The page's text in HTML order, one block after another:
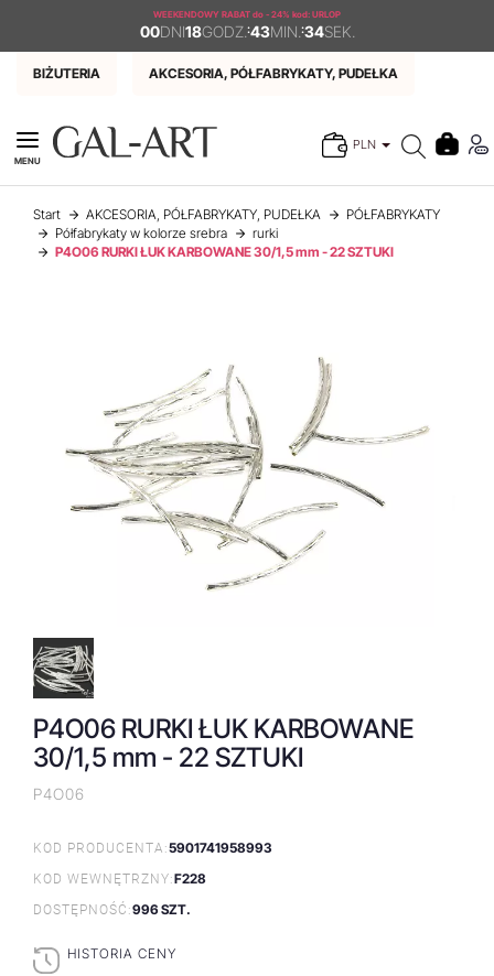
WEEKENDOWY RABAT do - 24% kod: URLOP
00DNI18GODZ. :43MIN. :34SEK.
BIŻUTERIA AKCESORIA, PÓŁFABRYKATY, PUDEŁKA
PLN
MENU
Start AKCESORIA, PÓŁFABRYKATY, PUDEŁKA
PÓŁFABRYKATY
Półfabrykaty w kolorze srebra
rurki
P4O06 RURKI ŁUK KARBOWANE 30/1,5 mm - 22 SZTUKI
P4O06 RURKI ŁUK KARBOWANE
30/1,5 mm - 22 SZTUKI
P4O06
KOD PRODUCENTA:5901741958993
KOD WEWNĘTRZNY:F228
DOSTĘPNOŚĆ:996 SZT.
HISTORIA CENY